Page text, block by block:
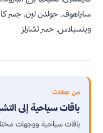
ستراهوف, جولدن لين, جسر
وينسيلاس, جسر تشارلز
من عطلات
باقات سياحية إلى
باقات سياحية ووجهات